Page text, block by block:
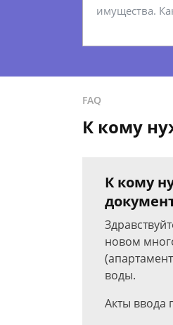
FAQ
К кому
К кому
новом
воды.
Акты ввода